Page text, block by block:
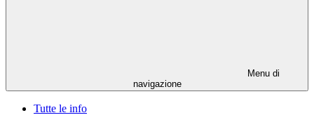
Menu di
navigazione
Tutte le info